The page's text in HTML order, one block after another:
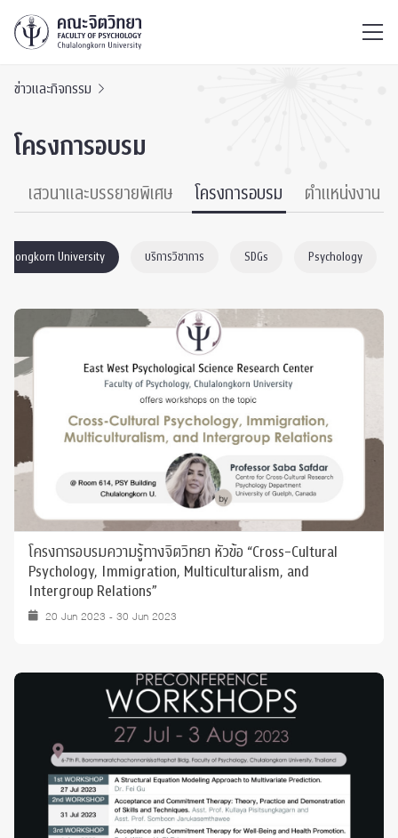
ข่าวและกิจกรรม
โครงการอบรม
เสวนาและบรรยายพิเศษ โครงการอบรม ตำแหน่งงาน
University บริการวิชาการ SDGs Psychology
โครงการอบรมความรู้ทางจิตวิทยา หัวข้อ “Cross-Cultural
Psychology, Immigration, Multiculturalism, and
Intergroup Relations”
20 Jun 2023 - 30 Jun 2023